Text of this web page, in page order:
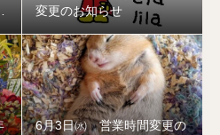
変更のお知らせ
6月3日㈬ 営業時間変更の